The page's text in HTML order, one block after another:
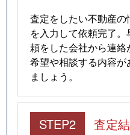
査定をしたい不動産
を入力して依頼完了
頼をした会社から連絡
希望や相談する内容が
ましょう。
STEP2 査定